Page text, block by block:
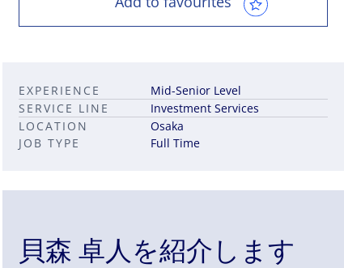
JOB TYPE Full Time
LOCATION Osaka
EXPERIENCE
Mid-Senior Level
SERVICE LINE
Investment Services
貝森 卓人を紹介します